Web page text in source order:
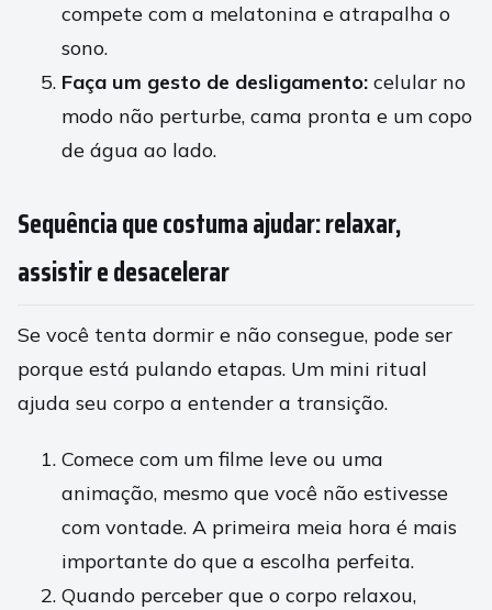
compete com a melatonina e atrapalha o
sono.
Faça um gesto de desligamento: celular no
modo não perturbe, cama pronta e um copo
de água ao lado.
Sequência que costuma ajudar: relaxar,
assistir e desacelerar
Se você tenta dormir e não consegue, pode ser
porque está pulando etapas. Um mini ritual
ajuda seu corpo a entender a transição.
Comece com um filme leve ou uma
animação, mesmo que você não estivesse
com vontade. A primeira meia hora é mais
importante do que a escolha perfeita.
Quando perceber que o corpo relaxou,